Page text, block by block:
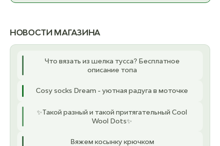
НОВОСТИ МАГАЗИНА
Что вязать из шелка тусса? Бесплатное
описание топа
Cosy socks Dream - уютная радуга в моточке
✨Такой разный и такой притягательный Cool
Wool Dots✨
Вяжем косынку крючком